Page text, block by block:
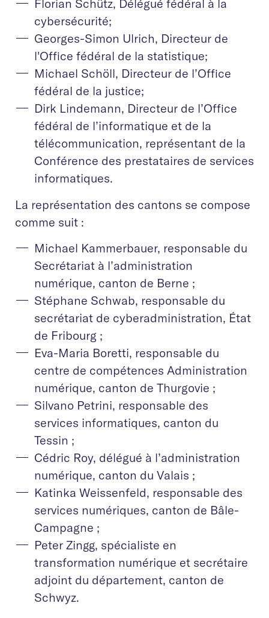
Florian Schütz, Délégué fédéral à la
cybersécurité;
Georges-Simon Ulrich, Directeur de
l'Office fédéral de la statistique;
Michael Schöll, Directeur de l’Office
fédéral de la justice;
Dirk Lindemann, Directeur de l’Office
fédéral de l’informatique et de la
télécommunication, représentant de la
Conférence des prestataires de services
informatiques.
La représentation des cantons se compose
comme suit :
Michael Kammerbauer, responsable du
Secrétariat à l’administration
numérique, canton de Berne ;
Stéphane Schwab, responsable du
secrétariat de cyberadministration, État
de Fribourg ;
Eva-Maria Boretti, responsable du
centre de compétences Administration
numérique, canton de Thurgovie ;
Silvano Petrini, responsable des
services informatiques, canton du
Tessin ;
Cédric Roy, délégué à l’administration
numérique, canton du Valais ;
Katinka Weissenfeld, responsable des
services numériques, canton de Bâle-
Campagne ;
Peter Zingg, spécialiste en
transformation numérique et secrétaire
adjoint du département, canton de
Schwyz.